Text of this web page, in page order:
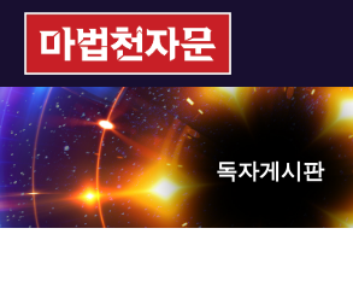
독자게시판